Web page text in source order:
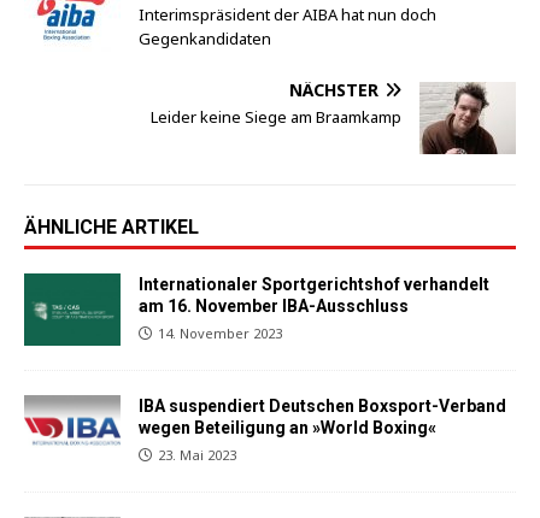
Interimspräsident der AIBA hat nun doch
Gegenkandidaten
NÄCHSTER
Leider keine Siege am Braamkamp
ÄHNLICHE ARTIKEL
Internationaler Sportgerichtshof verhandelt
am 16. November IBA-Ausschluss
14. November 2023
IBA suspendiert Deutschen Boxsport-Verband
wegen Beteiligung an »World Boxing«
23. Mai 2023